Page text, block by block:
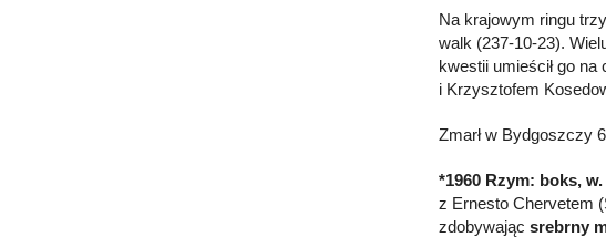
Na krajowym ringu
walk (237-10-23).
kwestii umieścił go
i Krzysztofem
Zmarł w Bydgoszczy
*1960 Rzym: boks,
z Ernesto Chervetem
zdobywając srebrny